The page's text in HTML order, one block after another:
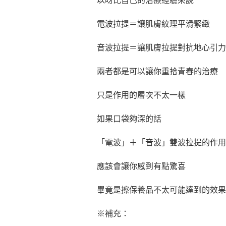
電波拉提＝讓肌膚紋理平滑緊緻
音波拉提＝讓肌膚拉提對抗地心引力
兩者都是可以讓你重拾青春的治療
只是作用的層次不太一樣
如果口袋夠深的話
「電波」＋「音波」雙波拉提的作用
應該會讓你感到有點驚喜
畢竟是擦保養品不太可能達到的效
※補充：